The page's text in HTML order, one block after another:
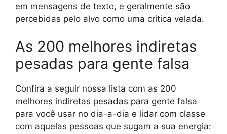
em mensagens de texto, e geralmente são
percebidas pelo alvo como uma crítica velada.
As 200 melhores indiretas
pesadas para gente falsa
Confira a seguir nossa lista com as 200
melhores indiretas pesadas para gente falsa
para você usar no dia-a-dia e lidar com classe
com aquelas pessoas que sugam a sua energia: